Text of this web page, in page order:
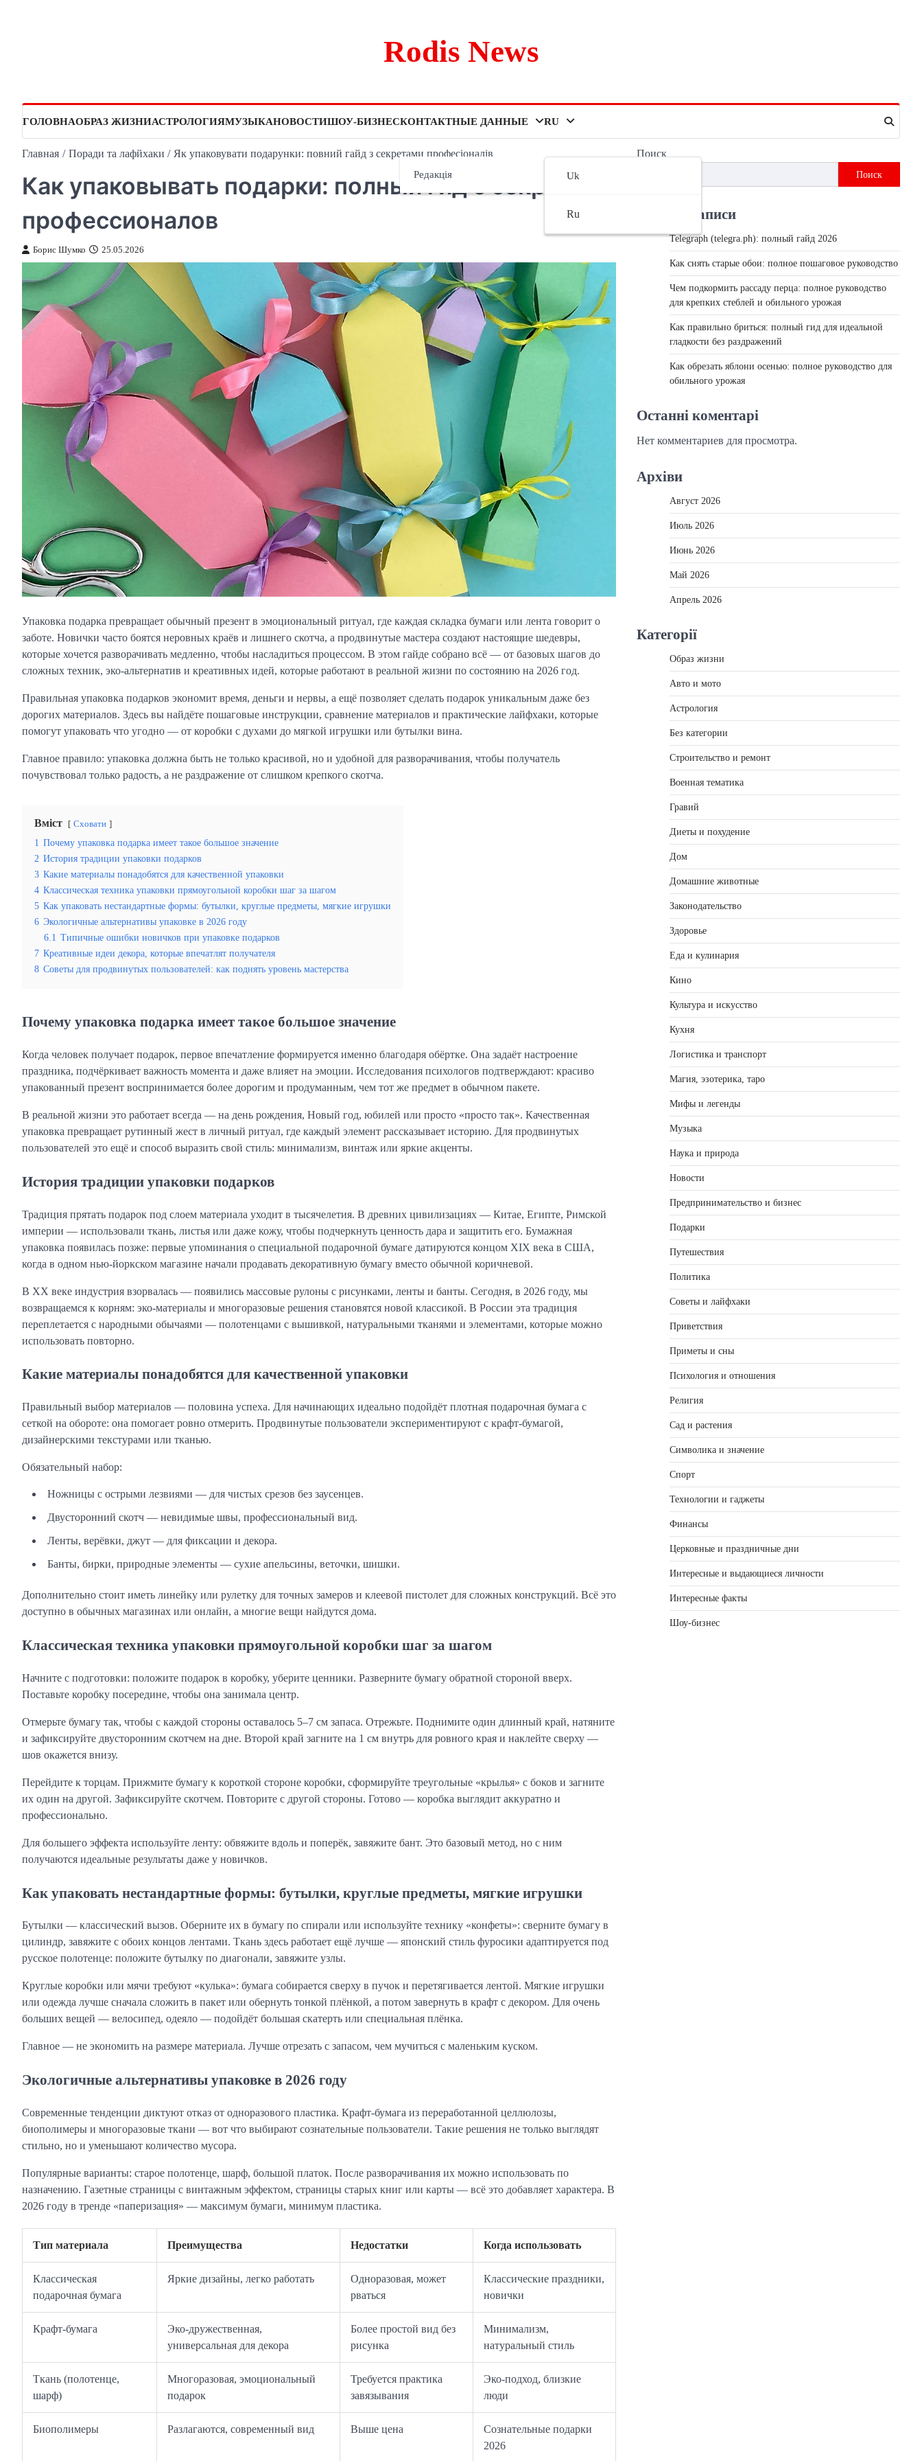
Rodis News
ГОЛОВНАОБРАЗ ЖИЗНИАСТРОЛОГИЯМУЗЫКАНОВОСТИШОУ-БИЗНЕСКОНТАКТНЫЕ ДАННЫЕ
Редакція
RU
Uk
Ru
Главная Поради та лафйхаки Як упаковувати подарунки: повний гайд з секретами професіоналів
Как упаковывать подарки: полный гид с секретами
профессионалов
Борис Шумко 25.05.2026
Упаковка подарка превращает обычный презент в эмоциональный ритуал, где каждая складка бумаги или лента говорит о
заботе. Новички часто боятся неровных краёв и лишнего скотча, а продвинутые мастера создают настоящие шедевры,
которые хочется разворачивать медленно, чтобы насладиться процессом. В этом гайде собрано всё — от базовых шагов до
сложных техник, эко-альтернатив и креативных идей, которые работают в реальной жизни по состоянию на 2026 год.
Правильная упаковка подарков экономит время, деньги и нервы, а ещё позволяет сделать подарок уникальным даже без
дорогих материалов. Здесь вы найдёте пошаговые инструкции, сравнение материалов и практические лайфхаки, которые
помогут упаковать что угодно — от коробки с духами до мягкой игрушки или бутылки вина.
Главное правило: упаковка должна быть не только красивой, но и удобной для разворачивания, чтобы получатель
почувствовал только радость, а не раздражение от слишком крепкого скотча.
Вміст Сховати
1 Почему упаковка подарка имеет такое большое значение
2 История традиции упаковки подарков
3 Какие материалы понадобятся для качественной упаковки
4 Классическая техника упаковки прямоугольной коробки шаг за шагом
5 Как упаковать нестандартные формы: бутылки, круглые предметы, мягкие игрушки
6 Экологичные альтернативы упаковке в 2026 году
6.1 Типичные ошибки новичков при упаковке подарков
7 Креативные идеи декора, которые впечатлят получателя
8 Советы для продвинутых пользователей: как поднять уровень мастерства
Почему упаковка подарка имеет такое большое значение
Когда человек получает подарок, первое впечатление формируется именно благодаря обёртке. Она задаёт настроение
праздника, подчёркивает важность момента и даже влияет на эмоции. Исследования психологов подтверждают: красиво
упакованный презент воспринимается более дорогим и продуманным, чем тот же предмет в обычном пакете.
В реальной жизни это работает всегда — на день рождения, Новый год, юбилей или просто «просто так». Качественная
упаковка превращает рутинный жест в личный ритуал, где каждый элемент рассказывает историю. Для продвинутых
пользователей это ещё и способ выразить свой стиль: минимализм, винтаж или яркие акценты.
История традиции упаковки подарков
Традиция прятать подарок под слоем материала уходит в тысячелетия. В древних цивилизациях — Китае, Египте, Римской
империи — использовали ткань, листья или даже кожу, чтобы подчеркнуть ценность дара и защитить его. Бумажная
упаковка появилась позже: первые упоминания о специальной подарочной бумаге датируются концом XIX века в США,
когда в одном нью-йоркском магазине начали продавать декоративную бумагу вместо обычной коричневой.
В XX веке индустрия взорвалась — появились массовые рулоны с рисунками, ленты и банты. Сегодня, в 2026 году, мы
возвращаемся к корням: эко-материалы и многоразовые решения становятся новой классикой. В России эта традиция
переплетается с народными обычаями — полотенцами с вышивкой, натуральными тканями и элементами, которые можно
использовать повторно.
Какие материалы понадобятся для качественной упаковки
Правильный выбор материалов — половина успеха. Для начинающих идеально подойдёт плотная подарочная бумага с
сеткой на обороте: она помогает ровно отмерить. Продвинутые пользователи экспериментируют с крафт-бумагой,
дизайнерскими текстурами или тканью.
Обязательный набор:
Ножницы с острыми лезвиями — для чистых срезов без заусенцев.
Двусторонний скотч — невидимые швы, профессиональный вид.
Ленты, верёвки, джут — для фиксации и декора.
Банты, бирки, природные элементы — сухие апельсины, веточки, шишки.
Дополнительно стоит иметь линейку или рулетку для точных замеров и клеевой пистолет для сложных конструкций. Всё это
доступно в обычных магазинах или онлайн, а многие вещи найдутся дома.
Классическая техника упаковки прямоугольной коробки шаг за шагом
Начните с подготовки: положите подарок в коробку, уберите ценники. Разверните бумагу обратной стороной вверх.
Поставьте коробку посередине, чтобы она занимала центр.
Отмерьте бумагу так, чтобы с каждой стороны оставалось 5–7 см запаса. Отрежьте. Поднимите один длинный край, натяните
и зафиксируйте двусторонним скотчем на дне. Второй край загните на 1 см внутрь для ровного края и наклейте сверху —
шов окажется внизу.
Перейдите к торцам. Прижмите бумагу к короткой стороне коробки, сформируйте треугольные «крылья» с боков и загните
их один на другой. Зафиксируйте скотчем. Повторите с другой стороны. Готово — коробка выглядит аккуратно и
профессионально.
Для большего эффекта используйте ленту: обвяжите вдоль и поперёк, завяжите бант. Это базовый метод, но с ним
получаются идеальные результаты даже у новичков.
Как упаковать нестандартные формы: бутылки, круглые предметы, мягкие игрушки
Бутылки — классический вызов. Оберните их в бумагу по спирали или используйте технику «конфеты»: сверните бумагу в
цилиндр, завяжите с обоих концов лентами. Ткань здесь работает ещё лучше — японский стиль фуросики адаптируется под
русское полотенце: положите бутылку по диагонали, завяжите узлы.
Круглые коробки или мячи требуют «кулька»: бумага собирается сверху в пучок и перетягивается лентой. Мягкие игрушки
или одежда лучше сначала сложить в пакет или обернуть тонкой плёнкой, а потом завернуть в крафт с декором. Для очень
больших вещей — велосипед, одеяло — подойдёт большая скатерть или специальная плёнка.
Главное — не экономить на размере материала. Лучше отрезать с запасом, чем мучиться с маленьким куском.
Экологичные альтернативы упаковке в 2026 году
Современные тенденции диктуют отказ от одноразового пластика. Крафт-бумага из переработанной целлюлозы,
биополимеры и многоразовые ткани — вот что выбирают сознательные пользователи. Такие решения не только выглядят
стильно, но и уменьшают количество мусора.
Популярные варианты: старое полотенце, шарф, большой платок. После разворачивания их можно использовать по
назначению. Газетные страницы с винтажным эффектом, страницы старых книг или карты — всё это добавляет характера. В
2026 году в тренде «паперизация» — максимум бумаги, минимум пластика.
Тип материала Преимущества Недостатки Когда использовать
Классическая
подарочная бумага
Яркие дизайны, легко работать
Одноразовая, может
рваться
Классические праздники,
новички
Крафт-бумага
Эко-дружественная,
универсальная для декора
Более простой вид без
рисунка
Минимализм,
натуральный стиль
Ткань (полотенце,
шарф)
Многоразовая, эмоциональный
подарок
Требуется практика
завязывания
Эко-подход, близкие
люди
Биополимеры Разлагаются, современный вид Выше цена
Сознательные подарки
2026
Поиск
Поиск
Недавні записи
Telegraph (telegra.ph): полный гайд 2026
Как снять старые обои: полное пошаговое руководство
Чем подкормить рассаду перца: полное руководство
для крепких стеблей и обильного урожая
Как правильно бриться: полный гид для идеальной
гладкости без раздражений
Как обрезать яблони осенью: полное руководство для
обильного урожая
Останні коментарі
Нет комментариев для просмотра.
Архіви
Август 2026
Июль 2026
Июнь 2026
Май 2026
Апрель 2026
Категорії
Образ жизни
Авто и мото
Астрология
Без категории
Строительство и ремонт
Военная тематика
Гравий
Диеты и похудение
Дом
Домашние животные
Законодательство
Здоровье
Еда и кулинария
Кино
Культура и искусство
Кухня
Логистика и транспорт
Магия, эзотерика, таро
Мифы и легенды
Музыка
Наука и природа
Новости
Предпринимательство и бизнес
Подарки
Путешествия
Политика
Советы и лайфхаки
Приветствия
Приметы и сны
Психология и отношения
Религия
Сад и растения
Символика и значение
Спорт
Технологии и гаджеты
Финансы
Церковные и праздничные дни
Интересные и выдающиеся личности
Интересные факты
Шоу-бизнес